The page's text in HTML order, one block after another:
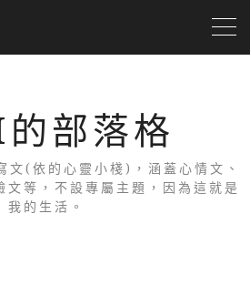
部落格
(依的心靈小棧)，涵蓋心情文、
文等，不設專屬主題，因為這就是
我的生活。